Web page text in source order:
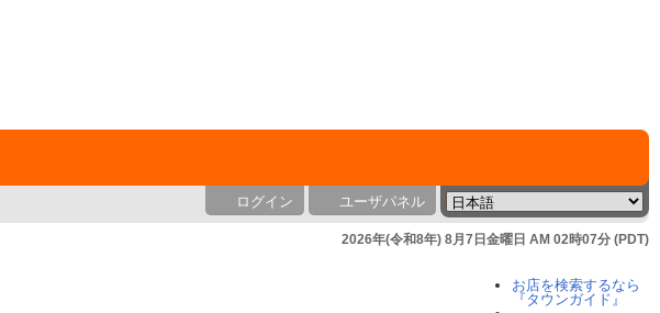
ログイン ユーザパネル
2026年(令和8年) 8月7日金曜日 AM 02時07分 (PDT)
お店を検索するなら
『タウンガイド』